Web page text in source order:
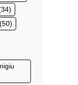
(50)